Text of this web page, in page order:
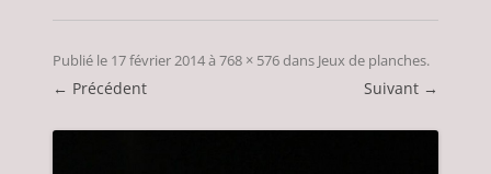
Publié le 17 février 2014à 768 × 576dans Jeux de planches.
← Précédent Suivant →